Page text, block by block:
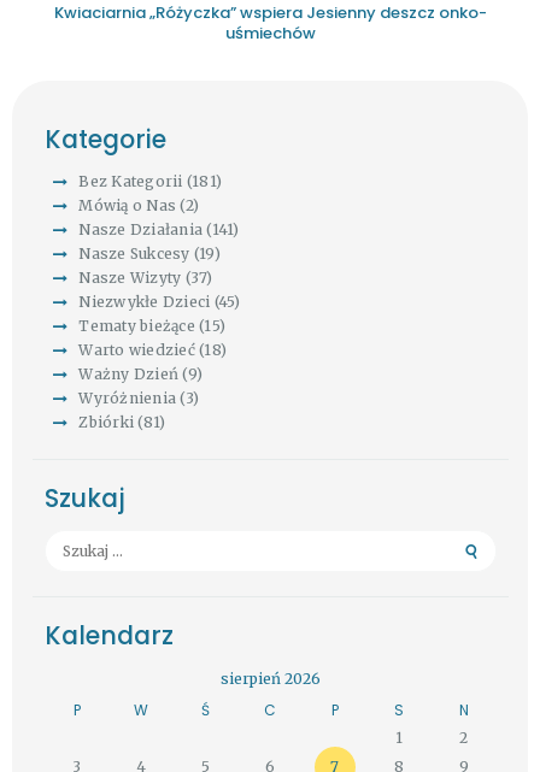
Kwiaciarnia „Różyczka” wspiera Jesienny deszcz onko-
uśmiechów
Kategorie
Bez Kategorii (181)
Mówią o Nas (2)
Nasze Działania (141)
Nasze Sukcesy (19)
Nasze Wizyty (37)
Niezwykłe Dzieci (45)
Tematy bieżące (15)
Warto wiedzieć(18)
Ważny Dzień (9)
Wyróżnienia (3)
Zbiórki (81)
Szukaj
Szukaj:
Kalendarz
sierpień 2026
P W Ś C P S N
1
2
3
4 5 6 7 8 9